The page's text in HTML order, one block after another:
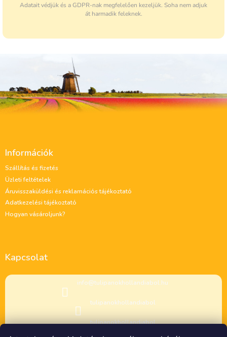
Adatait védjük és a GDPR-nak megfelelően kezeljük. Soha nem adjuk
át harmadik feleknek.
Információk
Szállítás és fizetés
Üzleti feltételek
Áruvisszaküldési és reklamációs tájékoztató
Adatkezelési tájékoztató
Hogyan vásároljunk?
Kapcsolat
info@tulipanokhollandiabol.hu
tulipanokhollandiabol
tulipanokhollandiabol